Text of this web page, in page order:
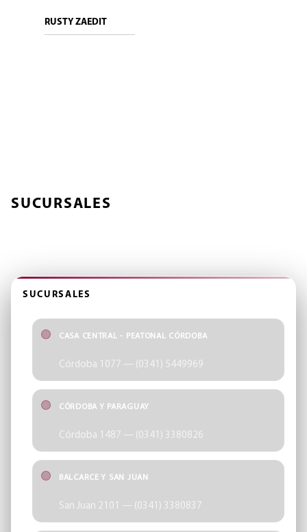
RUSTY ZAEDIT
SUCURSALES
SUCURSALES
CASA CENTRAL - PEATONAL CÓRDOBA
Córdoba 1077 — (0341) 5449969
CÓRDOBA Y PARAGUAY
Córdoba 1487 — (0341) 3380826
BALCARCE Y SAN JUAN
San Juan 2101 — (0341) 3380837